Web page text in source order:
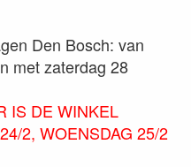
Den Bosch: van
met zaterdag 28
IS DE WINKEL
2, WOENSDAG 25/2